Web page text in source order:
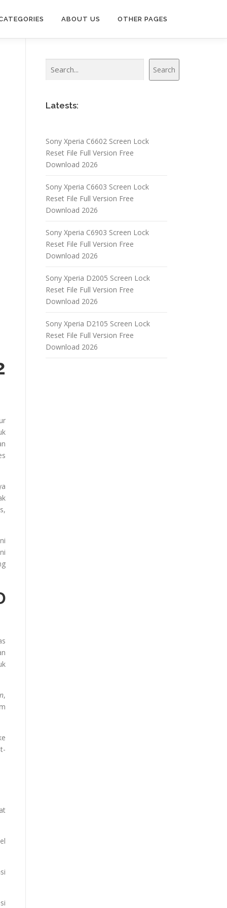
ABOUT US OTHER PAGES
,
Search
Latests:
Sony Xperia C6602 Screen Lock
Reset File Full Version Free
Download 2026
Sony Xperia C6603 Screen Lock
Reset File Full Version Free
Download 2026
Sony Xperia C6903 Screen Lock
Reset File Full Version Free
Download 2026
Sony Xperia D2005 Screen Lock
Reset File Full Version Free
Download 2026
Sony Xperia D2105 Screen Lock
Reset File Full Version Free
Download 2026